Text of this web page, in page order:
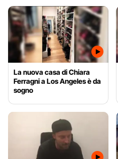
La nuova casa di Chiara
Ferragni a Los Angeles è da
sogno